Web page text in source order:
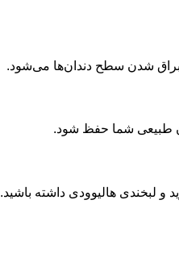
براق شدن سطح دندان‌ها می‌شود.
طبیعی شما حفظ شود.
و لبخندی هالیوودی داشته باشید.